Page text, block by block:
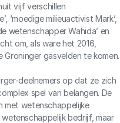
vijf verschillen
‘moedige milieuactivist Mark’,
wetenschapper Wahida’ en
om, als ware het 2016,
gasvelden te komen.
deelnemers op dat ze zich
spel van belangen. De
met wetenschappelijke
bedrijf, maar